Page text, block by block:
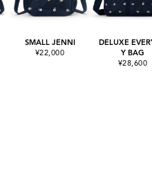
SMALL JENNI
¥22,000
DELUXE
Y BAG
¥28,600